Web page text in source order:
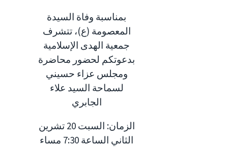
بمناسبة وفاة السيدة
المعصومة (ع)، تتشرف
جمعية الهدى الإسلامية
بدعوتكم لحضور محاضرة
ومجلس عزاء حسيني
لسماحة السيد علاء
الجابري
الزمان: السبت 20 تشرين
الثاني الساعة 7:30 مساء